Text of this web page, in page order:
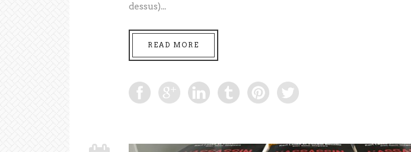
dessus)...
READ MORE